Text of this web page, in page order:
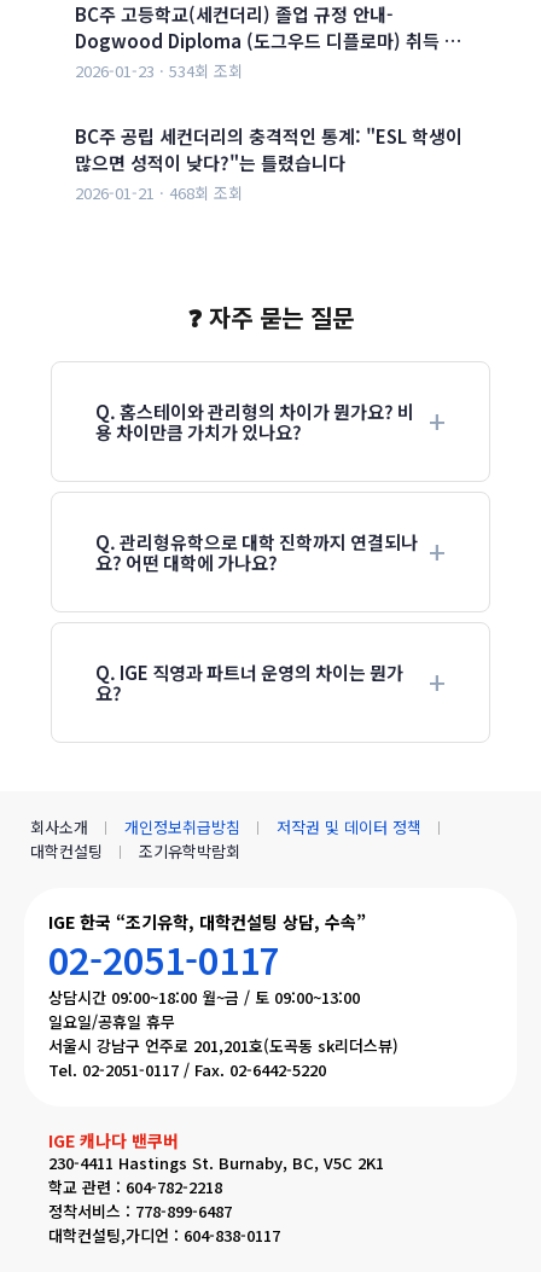
BC주 고등학교(세컨더리) 졸업 규정 안내-
Dogwood Diploma (도그우드 디플로마) 취득 …
2026-01-23 · 534회 조회
BC주 공립 세컨더리의 충격적인 통계: "ESL 학생이
많으면 성적이 낮다?"는 틀렸습니다
2026-01-21 · 468회 조회
❓ 자주 묻는 질문
Q. 홈스테이와 관리형의 차이가 뭔가요? 비
용 차이만큼 가치가 있나요?
Q. 관리형유학으로 대학 진학까지 연결되나
요? 어떤 대학에 가나요?
Q. IGE 직영과 파트너 운영의 차이는 뭔가
요?
IGE 한국 “조기유학, 대학컨설팅 상담, 수속”
02-2051-0117
상담시간 09:00~18:00 월~금 / 토 09:00~13:00
일요일/공휴일 휴무
서울시 강남구 언주로 201,201호(도곡동 sk리더스뷰)
Tel. 02-2051-0117 / Fax. 02-6442-5220
IGE 캐나다 밴쿠버
230-4411 Hastings St. Burnaby, BC, V5C 2K1
학교 관련 : 604-782-2218
정착서비스 : 778-899-6487
대학컨설팅,가디언 : 604-838-0117
회사소개 개인정보취급방침
저작권 및 데이터 정책
대학컨설팅
조기유학박람회